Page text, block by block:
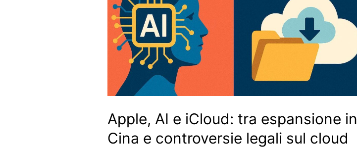
Apple, AI e iCloud: tra espansione in
Cina e controversie legali sul cloud